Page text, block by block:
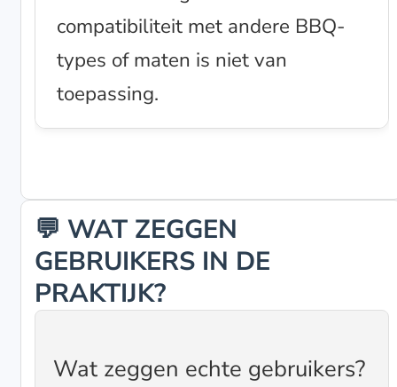
compatibiliteit met andere BBQ-
types of maten is niet van
toepassing.
💬 WAT ZEGGEN
GEBRUIKERS IN DE
PRAKTIJK?
Wat zeggen echte gebruikers?